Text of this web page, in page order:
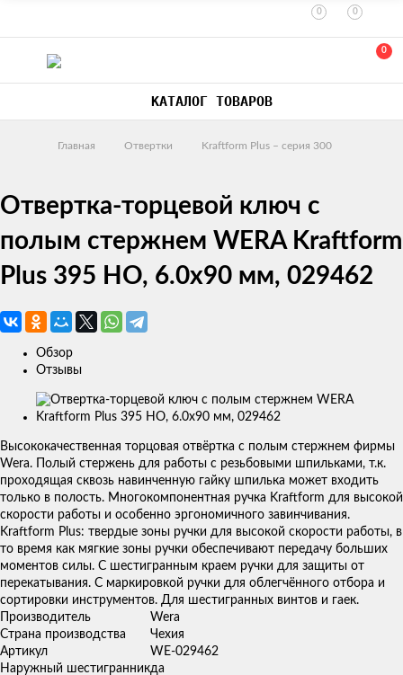
0 0
0
КАТАЛОГ ТОВАРОВ
Главная Отвертки Kraftform Plus – серия 300
Отвертка-торцевой ключ с
полым стержнем WERA Kraftform
Plus 395 HO, 6.0x90 мм, 029462
Обзор
Отзывы
Изображения
Высококачественная торцовая отвёртка с полым стержнем фирмы
Wera. Полый стержень для работы с резьбовыми шпильками, т.к.
проходящая сквозь навинченную гайку шпилька может входить
только в полость. Многокомпонентная ручка Kraftform для высокой
скорости работы и особенно эргономичного завинчивания.
Kraftform Plus: твердые зоны ручки для высокой скорости работы, в
то время как мягкие зоны ручки обеспечивают передачу больших
моментов силы. С шестигранным краем ручки для защиты от
перекатывания. С маркировкой ручки для облегчённого отбора и
сортировки инструментов. Для шестигранных винтов и гаек.
Производитель
Wera
Страна производства
Чехия
Артикул
WE-029462
Наружный шестигранникда